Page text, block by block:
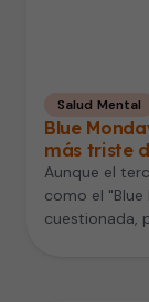
Salud Mental
Blue
más triste
Aunque el
como el
cuestionada,